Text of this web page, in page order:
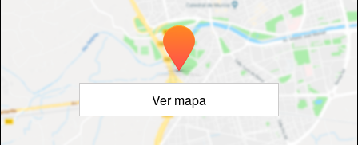
Ver mapa